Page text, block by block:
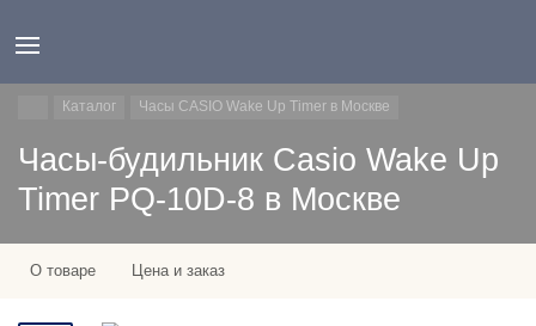
Каталог Часы CASIO Wake Up Timer в Москве
Часы-будильник Casio Wake Up
Timer PQ-10D-8 в Москве
О товаре Цена и заказ